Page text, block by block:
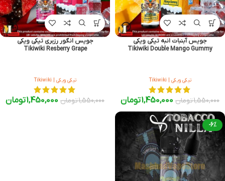
جویس آبنبات انبه تیکی ویکی
Tikiwiki Double Mango Gummy
تیکی ویکی | Tikiwiki
1,550,000تومان 1,450,000تومان
جویس انگور رزبری تیکی ویکی
Tikiwiki Resberry Grape
تیکی ویکی | Tikiwiki
1,550,000تومان 1,450,000تومان
-6%